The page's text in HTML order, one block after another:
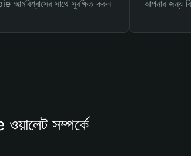
আত্মবিশ্বাসের সাথে সুরক্ষিত করুন
আপনার জন্য
সম্পর্কে